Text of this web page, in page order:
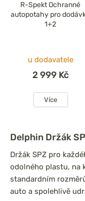
R-Spekt Ochranné
autopotahy pro
1+2
u dodavatele
2 999 Kč
Více
Delphin Držák
Držák SPZ pro
odolného plastu, na
standardním
auto a spolehlivě